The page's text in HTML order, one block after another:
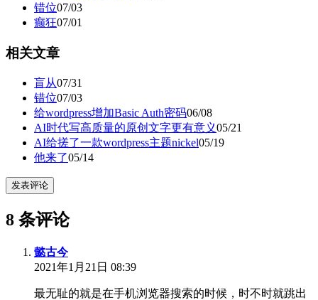
错位07/03
癫狂07/01
相关文章
盲从07/31
错位07/03
给wordpress增加Basic Auth密码06/08
AI时代写高质量的原创文字更有意义05/21
AI给搓了一款wordpress主题nickel05/19
他来了05/14
发表评论
8 条评论
懿古今
2021年1月21日 08:39
最无耻的就是在手机浏览器搜索的时候，时不时就跳出